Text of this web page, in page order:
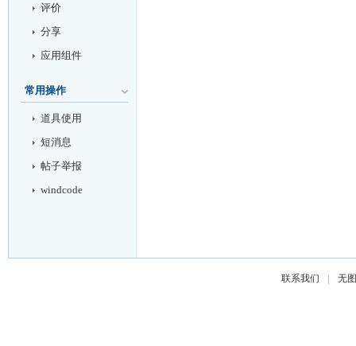
评价
分享
应用组件
常用操作
道具使用
短消息
帖子举报
windcode
联系我们 | 无